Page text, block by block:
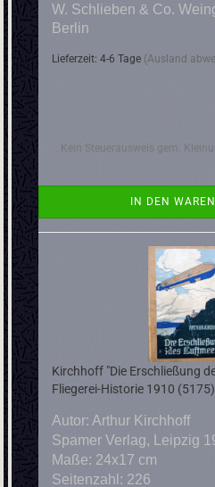
W. Schlieben & Co.
Berlin
Lieferzeit: 4-6 Tage (Ausland
Kein Steuerausweis gem.
IN DEN
Kirchhoff "Die Erschließung
Fliegerei-Historie 1910 (5175)
Autor: Arthur Kirchhoff
Spamer Verlag, Leipzig
Maße: 24x17 cm
Seitenzahl: 226